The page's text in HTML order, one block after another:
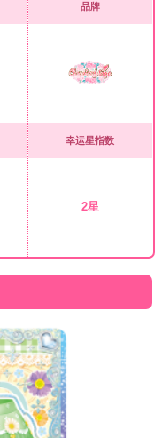
品牌
幸运星指数
2星